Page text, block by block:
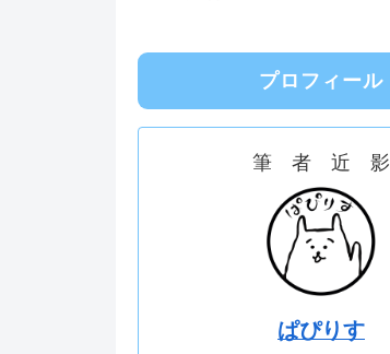
プロフィール
筆 者 近 影
ぱぴりす